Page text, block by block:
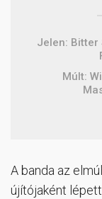
Jelen: Bitter
Múlt:
A banda az
újítójaként